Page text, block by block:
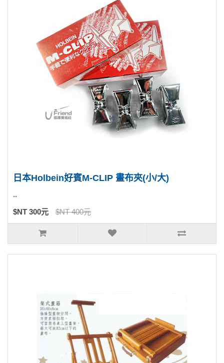
日本Holbein好賓M-CLIP 畫布夾(小/大)
..
$NT 300元 $NT 400元